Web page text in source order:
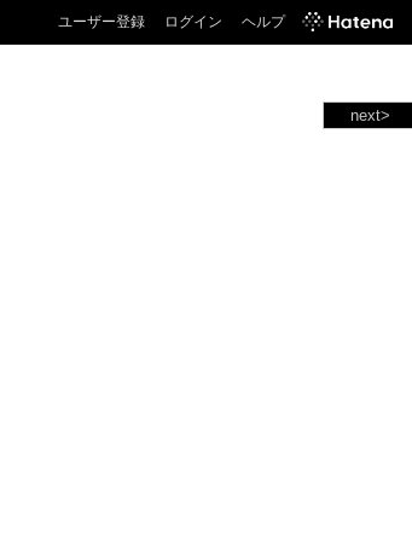
ユーザー登録 ログイン ヘルプ
next>